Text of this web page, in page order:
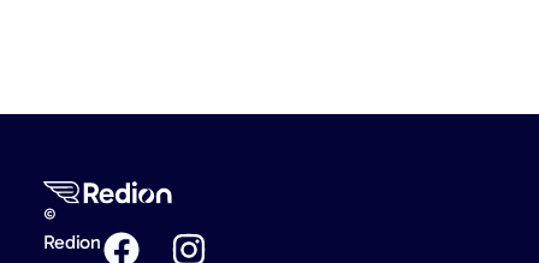
©
Redion